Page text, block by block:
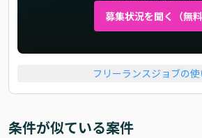
募集状況を聞く（無料
フリーランスジョブの
条件が似ている案件